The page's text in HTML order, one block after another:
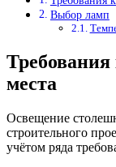
Выбор ламп
места
Освещение
строительного
учётом ряда